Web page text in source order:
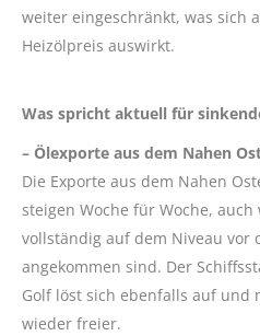
weiter eingeschränkt, was sich
Heizölpreis auswirkt.
Was spricht aktuell für
– Ölexporte aus dem Nahen
Die Exporte aus dem Nahen
steigen Woche für Woche,
vollständig auf dem Niveau vor
angekommen sind. Der
Golf löst sich ebenfalls auf und
wieder freier.